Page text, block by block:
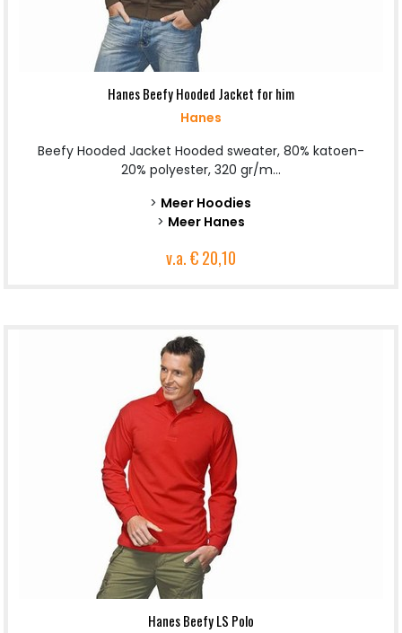
Hanes Beefy Hooded Jacket for him
Hanes
Beefy Hooded Jacket Hooded sweater, 80% katoen-
20% polyester, 320 gr/m...
> Meer Hoodies
> Meer Hanes
v.a.€ 20,10
Hanes Beefy LS Polo